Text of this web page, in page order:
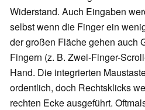
Widerstand. Auch Eingaben
selbst wenn die Finger ein
der großen Fläche gehen auch
Fingern (z. B. Zwei-Finger-
Hand. Die integrierten
ordentlich, doch Rechtsklicks
rechten Ecke ausgeführt.